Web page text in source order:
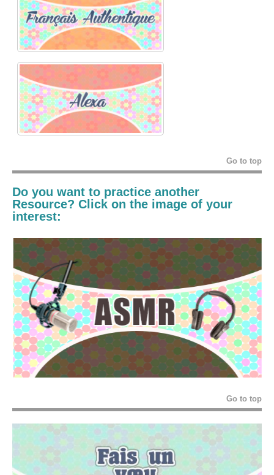
Go to top
Do you want to practice another
Resource? Click on the image of your
interest:
Go to top